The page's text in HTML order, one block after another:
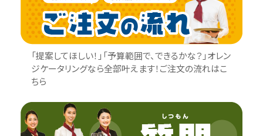
「提案してほしい！」「予算範囲で、できるかな？」オレン
ジケータリングなら全部叶えます！ご注文の流れはこ
ちら